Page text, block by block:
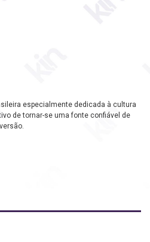
especialmente dedicada à cultura
de tornar-se uma fonte confiável de